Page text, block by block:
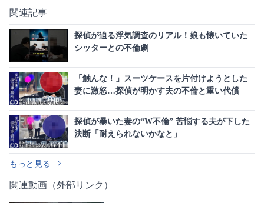
関連記事
探偵が迫る浮気調査のリアル！娘も懐いていた
シッターとの不倫劇
「触んな！」スーツケースを片付けようとした
妻に激怒…探偵が明かす夫の不倫と重い代償
探偵が暴いた妻の“W不倫” 苦悩する夫が下した
決断「耐えられないかなと」
もっと見る
関連動画（外部リンク）